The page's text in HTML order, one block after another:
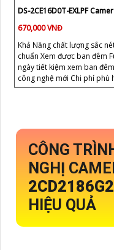
DS-2CE16D0T-EXLPF
670,000 VNĐ
Khả Năng chất lượng sắc
chuẩn Xem được ban đêm
ngày tiết kiệm xem ban
công nghệ mới Chi phí phù
CÔNG
NGHỊ
HIỆU QUẢ